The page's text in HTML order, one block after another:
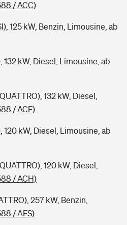
/ ACC)
125 kW, Benzin, Limousine, ab
132 kW, Diesel, Limousine, ab
132 kW, Diesel,
/ ACF)
120 kW, Diesel, Limousine, ab
120 kW, Diesel,
/ ACH)
257 kW, Benzin,
/ AFS)